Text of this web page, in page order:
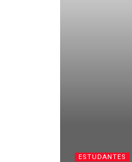
ESTUDANTES